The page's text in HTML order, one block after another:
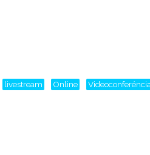
livestream Online Videoconferéncia